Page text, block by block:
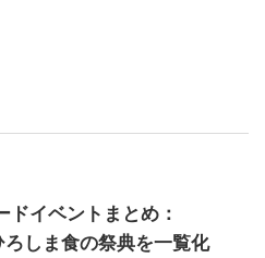
ドイベントまとめ：
しま食の祭典を一覧化